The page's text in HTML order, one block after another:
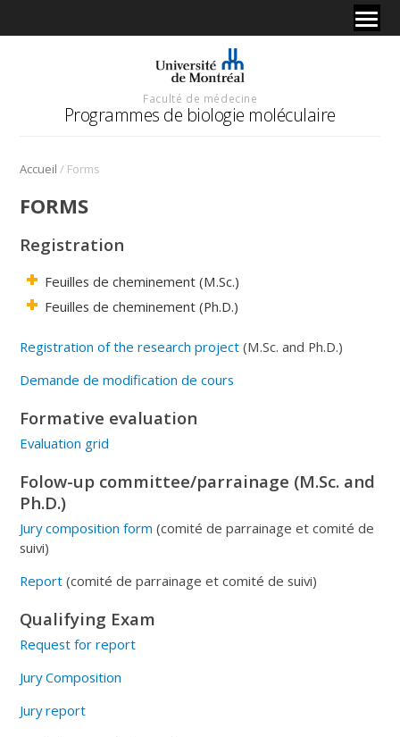
Faculté de médecine
Programmes de biologie moléculaire
Accueil / Forms
FORMS
Registration
Feuilles de cheminement (M.Sc.)
Feuilles de cheminement (Ph.D.)
Registration of the research project (M.Sc. and Ph.D.)
Demande de modification de cours
Formative evaluation
Evaluation grid
Folow-up committee/parrainage (M.Sc. and
Ph.D.)
Jury composition form (comité de parrainage et comité de
suivi)
Report (comité de parrainage et comité de suivi)
Qualifying Exam
Request for report
Jury Composition
Jury report